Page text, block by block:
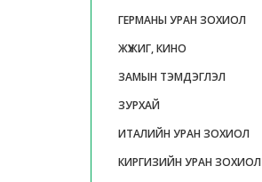
ГЕРМАНЫ УРАН ЗОХИОЛ
ЖҮЖИГ, КИНО
ЗАМЫН ТЭМДЭГЛЭЛ
ЗУРХАЙ
ИТАЛИЙН УРАН ЗОХИОЛ
КИРГИЗИЙН УРАН ЗОХИОЛ